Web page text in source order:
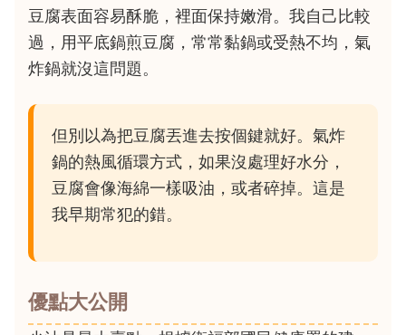
豆腐表面容易酥脆，裡面保持嫩滑。我自己比較
過，用平底鍋煎豆腐，常常黏鍋或受熱不均，氣
炸鍋就沒這問題。
但別以為把豆腐丟進去按個鍵就好。氣炸
鍋的熱風循環方式，如果沒處理好水分，
豆腐會像海綿一樣吸油，或者碎掉。這是
我早期常犯的錯。
優點大公開